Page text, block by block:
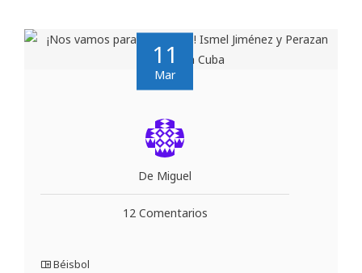
11
Mar
De Miguel
12 Comentarios
Béisbol